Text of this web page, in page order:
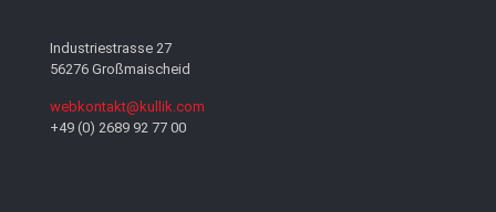
Industriestrasse 27
56276 Großmaischeid
webkontakt@kullik.com
+49 (0) 2689 92 77 00